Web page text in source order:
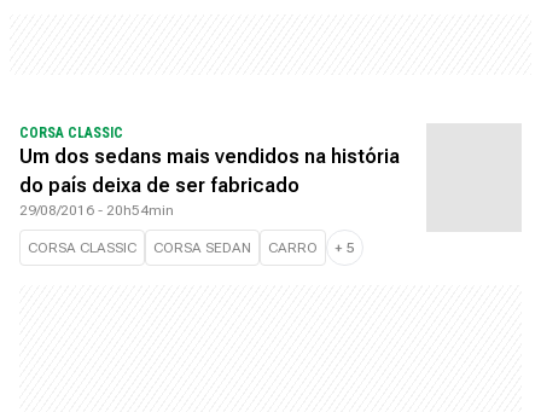
CORSA CLASSIC
Um dos sedans mais vendidos na história
do país deixa de ser fabricado
29/08/2016 - 20h54min
CORSA CLASSIC CORSA SEDAN CARRO + 5